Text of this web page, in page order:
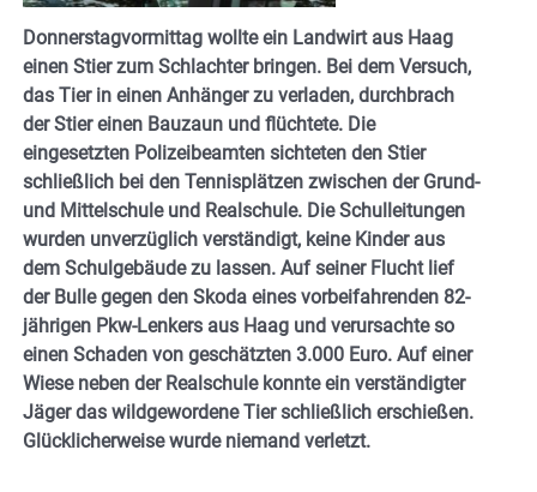
Donnerstagvormittag wollte ein Landwirt aus Haag
einen Stier zum Schlachter bringen. Bei dem Versuch,
das Tier in einen Anhänger zu verladen, durchbrach
der Stier einen Bauzaun und flüchtete. Die
eingesetzten Polizeibeamten sichteten den Stier
schließlich bei den Tennisplätzen zwischen der Grund-
und Mittelschule und Realschule. Die Schulleitungen
wurden unverzüglich verständigt, keine Kinder aus
dem Schulgebäude zu lassen. Auf seiner Flucht lief
der Bulle gegen den Skoda eines vorbeifahrenden 82-
jährigen Pkw-Lenkers aus Haag und verursachte so
einen Schaden von geschätzten 3.000 Euro. Auf einer
Wiese neben der Realschule konnte ein verständigter
Jäger das wildgewordene Tier schließlich erschießen.
Glücklicherweise wurde niemand verletzt.